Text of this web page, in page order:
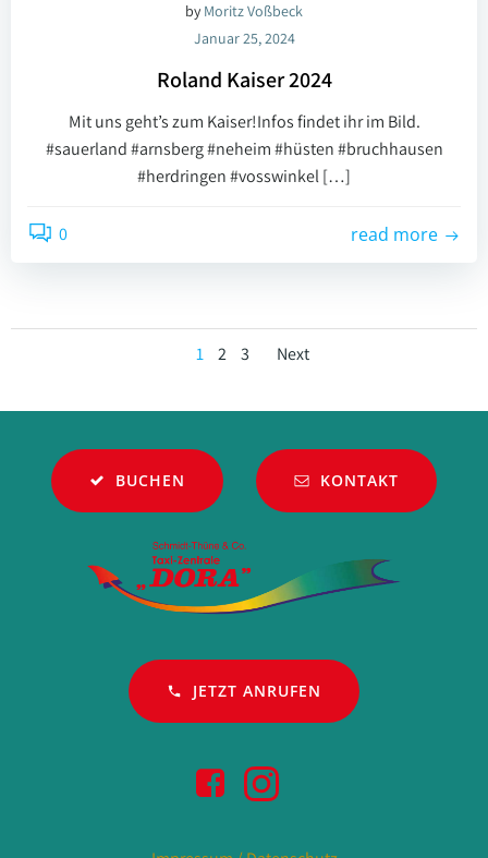
by Moritz Voßbeck
Januar 25, 2024
Roland Kaiser 2024
Mit uns geht’s zum Kaiser!Infos findet ihr im Bild.
#sauerland #arnsberg #neheim #hüsten #bruchhausen
#herdringen #vosswinkel […]
0 read more
Posts
navigation
Page
1 Page
2 Page
3
Posts
navigation
Next
BUCHEN KONTAKT
JETZT ANRUFEN